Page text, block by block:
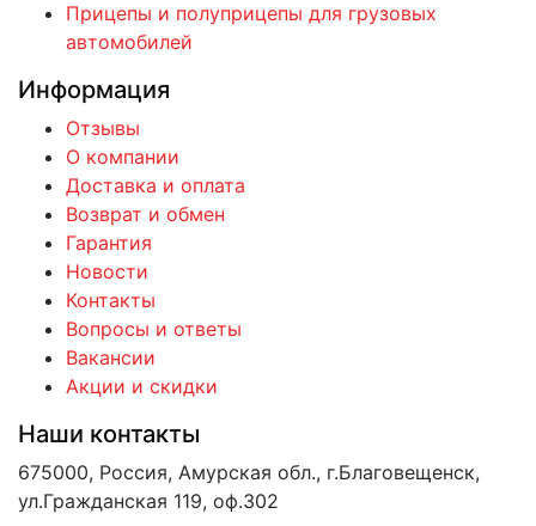
Прицепы и полуприцепы для грузовых
автомобилей
Информация
Отзывы
О компании
Доставка и оплата
Возврат и обмен
Гарантия
Новости
Контакты
Вопросы и ответы
Вакансии
Акции и скидки
Наши контакты
675000, Россия, Амурская обл., г.Благовещенск,
ул.Гражданская 119, оф.302